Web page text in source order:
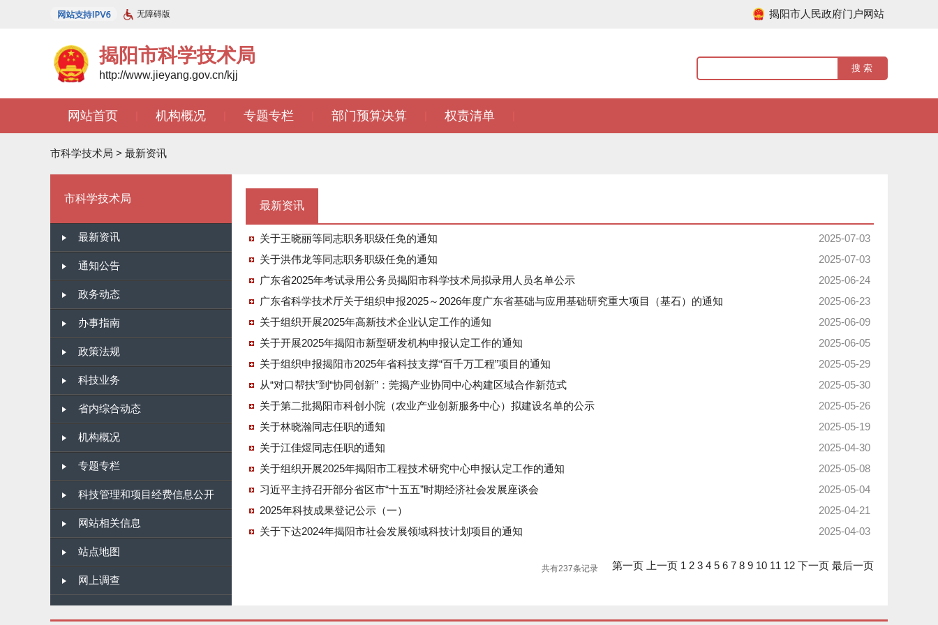
无障碍版 揭阳市人民政府门户网站
揭阳市科学技术局
http://www.jieyang.gov.cn/kjj
网站首页 机构概况 专题专栏 部门预算决算 权责清单
市科学技术局 > 最新资讯
市科学技术局
最新资讯
通知公告
政务动态
办事指南
政策法规
科技业务
省内综合动态
机构概况
专题专栏
科技管理和项目经费信息公开
网站相关信息
站点地图
网上调查
最新资讯
2025-07-03
关于王晓丽等同志职务职级任免的通知
2025-07-03
关于洪伟龙等同志职务职级任免的通知
2025-06-24
广东省2025年考试录用公务员揭阳市科学技术局拟录用人员名单公示
2025-06-23
广东省科学技术厅关于组织申报2025～2026年度广东省基础与应用基础研究重大项目（基石）的通知
2025-06-09
关于组织开展2025年高新技术企业认定工作的通知
2025-06-05
关于开展2025年揭阳市新型研发机构申报认定工作的通知
2025-05-29
关于组织申报揭阳市2025年省科技支撑“百千万工程”项目的通知
2025-05-30
从“对口帮扶”到“协同创新”：莞揭产业协同中心构建区域合作新范式
2025-05-26
关于第二批揭阳市科创小院（农业产业创新服务中心）拟建设名单的公示
2025-05-19
关于林晓瀚同志任职的通知
2025-04-30
关于江佳煜同志任职的通知
2025-05-08
关于组织开展2025年揭阳市工程技术研究中心申报认定工作的通知
2025-05-04
习近平主持召开部分省区市“十五五”时期经济社会发展座谈会
2025-04-21
2025年科技成果登记公示（一）
2025-04-03
关于下达2024年揭阳市社会发展领域科技计划项目的通知
第一页 上一页 1 2 3 4 5 6 7 8 9 10 11 12 下一页 最后一页
共有237条记录